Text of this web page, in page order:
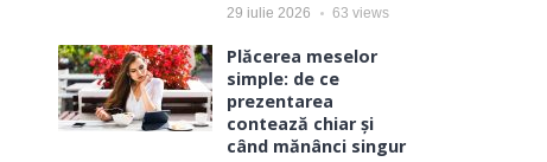
29 iulie 2026 63 views
Plăcerea meselor
simple: de ce
prezentarea
contează chiar și
când mănânci singur